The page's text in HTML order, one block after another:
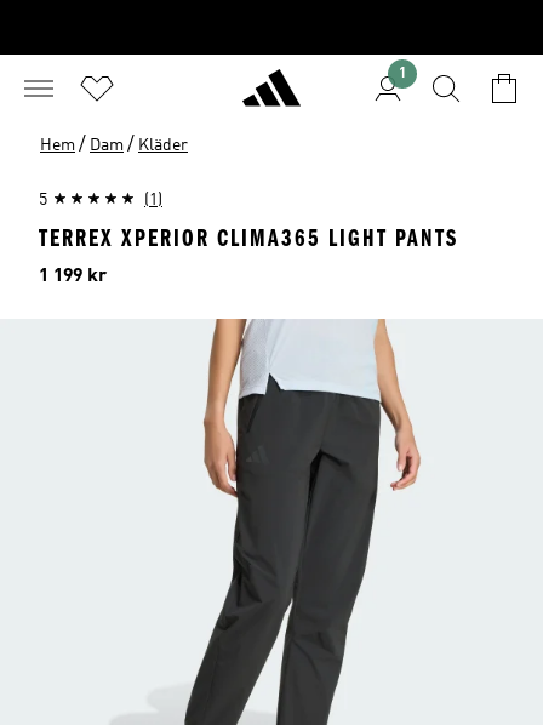
1
Hem / Dam / Kläder
5 (1)
TERREX XPERIOR CLIMA365 LIGHT PANTS
Pris
1 199 kr